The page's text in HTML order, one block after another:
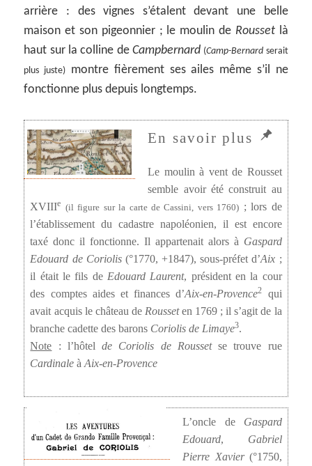
arrière : des vignes s’étalent devant une belle
maison et son pigeonnier ; le moulin de Roussetlà
haut sur la colline de Campbernard (Camp-Bernard serait
plus juste) montre fièrement ses ailes même s’il ne
fonctionne plus depuis longtemps.
Le moulin à vent de Rousset
semble avoir été construit au
XVIIIe (il figure sur la carte de Cassini, vers 1760) ; lors de
l’établissement du cadastre napoléonien, il est encore
taxé donc il fonctionne. Il appartenait alors à Gaspard
Edouard de Coriolis(°1770, +1847), sous-préfet d’Aix ;
il était le fils de Edouard Laurent, président en la cour
des comptes aides et finances d’Aix-en-Provence2
qui
avait acquis le château de Rousseten 1769 ; il s’agit de la
branche cadette des barons Coriolis de Limaye3.
Note : l’hôtelde Coriolis de Roussetse trouve rue
Cardinale àAix-en-Provence
L’oncle de Gaspard
Edouard, Gabriel
Pierre Xavier(°1750,